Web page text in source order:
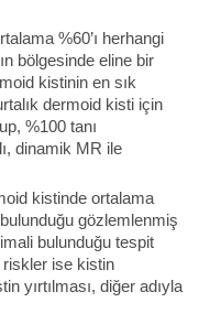
%60’ı herhangi
bölgesinde eline bir
kistinin en sık
dermoid kisti için
%100 tanı
dinamik MR ile
kistinde ortalama
gözlemlenmiş
bulunduğu tespit
ise kistin
yırtılması, diğer adıyla